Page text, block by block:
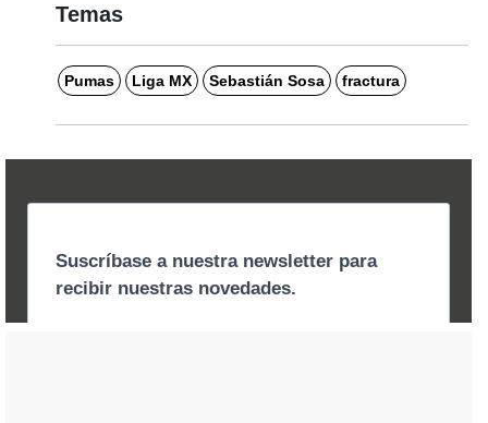
Temas
Pumas Liga MX Sebastián Sosa fractura